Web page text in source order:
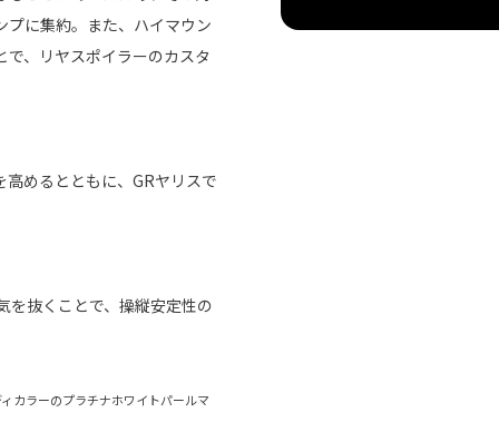
に集約。また、ハイマウン
、リヤスポイラーのカスタ
めるとともに、GRヤリスで
抜くことで、操縦安定性の
カラーのプラチナホワイトパールマ